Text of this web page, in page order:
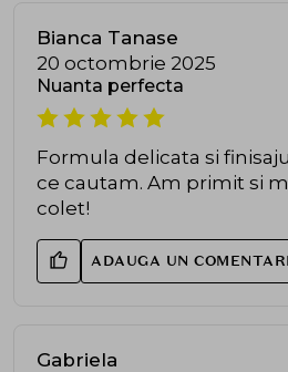
Bianca Tanase
20 octombrie 2025
Nuanta perfecta
Formula delicata si
ce cautam. Am primit si
colet!
ADAUGA UN
Gabriela